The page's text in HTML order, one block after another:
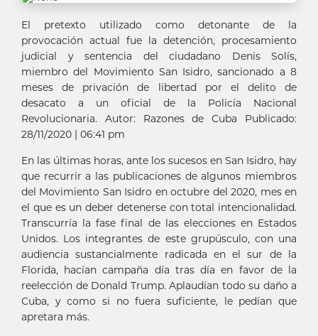
El pretexto utilizado como detonante de la
provocación actual fue la detención, procesamiento
judicial y sentencia del ciudadano Denis Solís,
miembro del Movimiento San Isidro, sancionado a 8
meses de privación de libertad por el delito de
desacato a un oficial de la Policía Nacional
Revolucionaria. Autor: Razones de Cuba Publicado:
28/11/2020 | 06:41 pm
En las últimas horas, ante los sucesos en San Isidro, hay
que recurrir a las publicaciones de algunos miembros
del Movimiento San Isidro en octubre del 2020, mes en
el que es un deber detenerse con total intencionalidad.
Transcurría la fase final de las elecciones en Estados
Unidos. Los integrantes de este grupúsculo, con una
audiencia sustancialmente radicada en el sur de la
Florida, hacían campaña día tras día en favor de la
reelección de Donald Trump. Aplaudían todo su daño a
Cuba, y como si no fuera suficiente, le pedían que
apretara más.